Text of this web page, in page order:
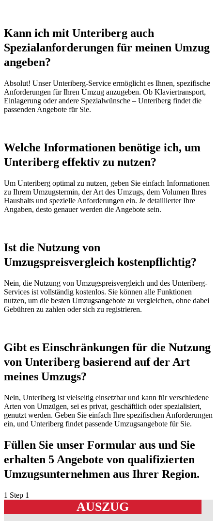
Kann ich mit Unteriberg auch
Spezialanforderungen für meinen Umzug
angeben?
Absolut! Unser Unteriberg-Service ermöglicht es Ihnen, spezifische
Anforderungen für Ihren Umzug anzugeben. Ob Klaviertransport,
Einlagerung oder andere Spezialwünsche – Unteriberg findet die
passenden Angebote für Sie.
Welche Informationen benötige ich, um
Unteriberg effektiv zu nutzen?
Um Unteriberg optimal zu nutzen, geben Sie einfach Informationen
zu Ihrem Umzugstermin, der Art des Umzugs, dem Volumen Ihres
Haushalts und spezielle Anforderungen ein. Je detaillierter Ihre
Angaben, desto genauer werden die Angebote sein.
Ist die Nutzung von
Umzugspreisvergleich kostenpflichtig?
Nein, die Nutzung von Umzugspreisvergleich und des Unteriberg-
Services ist vollständig kostenlos. Sie können alle Funktionen
nutzen, um die besten Umzugsangebote zu vergleichen, ohne dabei
Gebühren zu zahlen oder sich zu registrieren.
Gibt es Einschränkungen für die Nutzung
von Unteriberg basierend auf der Art
meines Umzugs?
Nein, Unteriberg ist vielseitig einsetzbar und kann für verschiedene
Arten von Umzügen, sei es privat, geschäftlich oder spezialisiert,
genutzt werden. Geben Sie einfach Ihre spezifischen Anforderungen
ein, und Unteriberg findet passende Umzugsangebote für Sie.
Füllen Sie unser Formular aus und Sie
erhalten 5 Angebote von qualifizierten
Umzugsunternehmen aus Ihrer Region.
1 Step 1
AUSZUG